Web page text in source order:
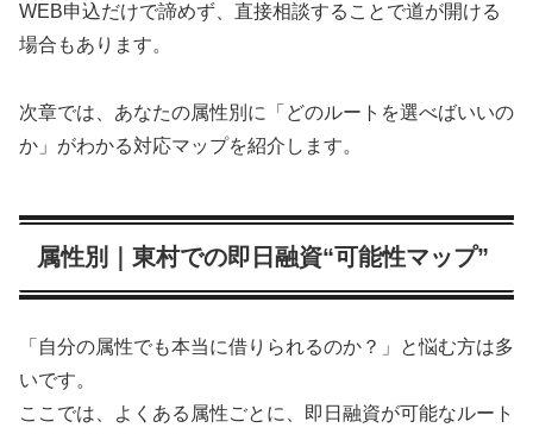
WEB申込だけで諦めず、直接相談することで道が開ける
場合もあります。
次章では、あなたの属性別に「どのルートを選べばいいの
か」がわかる対応マップを紹介します。
属性別｜東村での即日融資“可能性マップ”
「自分の属性でも本当に借りられるのか？」と悩む方は多
いです。
ここでは、よくある属性ごとに、即日融資が可能なルート